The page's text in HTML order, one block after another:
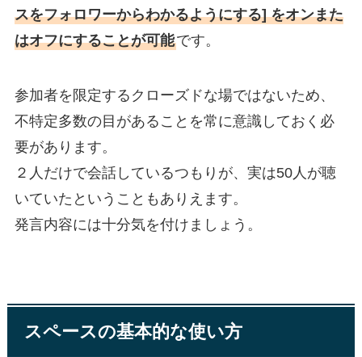
スをフォロワーからわかるようにする] をオンまた
はオフにすることが可能です。
参加者を限定するクローズドな場ではないため、
不特定多数の目があることを常に意識しておく必
要があります。
２人だけで会話しているつもりが、実は50人が聴
いていたということもありえます。
発言内容には十分気を付けましょう。
スペースの基本的な使い方